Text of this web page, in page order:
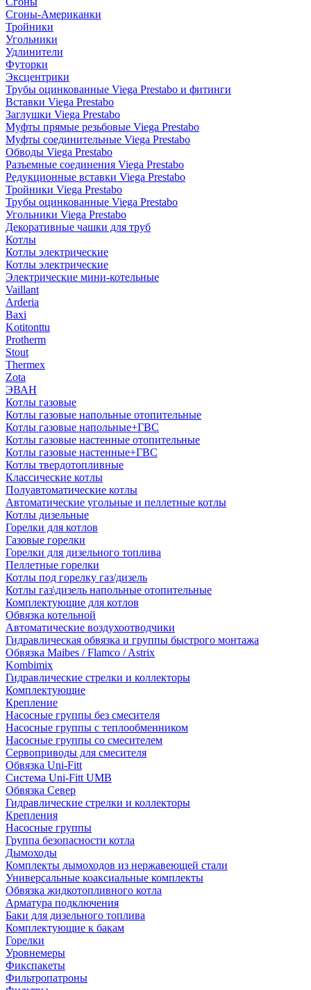
Сгоны-Американки
Тройники
Угольники
Удлинители
Футорки
Эксцентрики
Трубы оцинкованные Viega Prestabo и фитинги
Вставки Viega Prestabo
Заглушки Viega Prestabo
Муфты прямые резьбовые Viega Prestabo
Муфты соединительные Viega Prestabo
Обводы Viega Prestabo
Разъемные соединения Viega Prestabo
Редукционные вставки Viega Prestabo
Тройники Viega Prestabo
Трубы оцинкованные Viega Prestabo
Угольники Viega Prestabo
Декоративные чашки для труб
Котлы
Котлы электрические
Котлы электрические
Электрические мини-котельные
Vaillant
Arderia
Baxi
Kotitonttu
Protherm
Stout
Thermex
Zota
ЭВАН
Котлы газовые
Котлы газовые напольные отопительные
Котлы газовые напольные+ГВС
Котлы газовые настенные отопительные
Котлы газовые настенные+ГВС
Котлы твердотопливные
Классические котлы
Полуавтоматические котлы
Автоматические угольные и пеллетные котлы
Котлы дизельные
Горелки для котлов
Газовые горелки
Горелки для дизельного топлива
Пеллетные горелки
Котлы под горелку газ/дизель
Котлы газ\дизель напольные отопительные
Комплектующие для котлов
Обвязка котельной
Автоматические воздухоотводчики
Гидравлическая обвязка и группы быстрого монтажа
Обвязка Maibes / Flamco / Astrix
Kombimix
Гидравлические стрелки и коллекторы
Комплектующие
Крепление
Насосные группы без смесителя
Насосные группы с теплообменником
Насосные группы со смесителем
Сервоприводы для смесителя
Обвязка Uni-Fitt
Система Uni-Fitt UMB
Обвязка Север
Гидравлические стрелки и коллекторы
Крепления
Насосные группы
Группа безопасности котла
Дымоходы
Комплекты дымоходов из нержавеющей стали
Универсальные коаксиальные комплекты
Обвязка жидкотопливного котла
Арматура подключения
Баки для дизельного топлива
Комплектующие к бакам
Горелки
Уровнемеры
Фикспакеты
Фильтропатроны